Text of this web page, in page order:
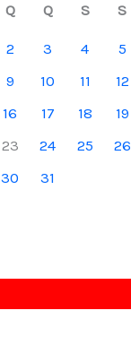
Q Q S S
2 3 4
5
9 10 11
12
16 17 18
19
23 24 25
26
30 31